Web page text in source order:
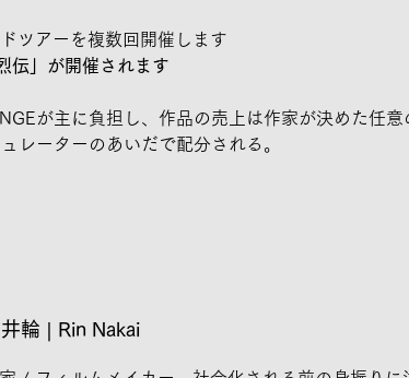
ツアーを複数回開催します
伝」が開催されます
が主に負担し、作品の売上は作家が決めた任意
レーターのあいだで配分される。
輪 | Rin Nakai